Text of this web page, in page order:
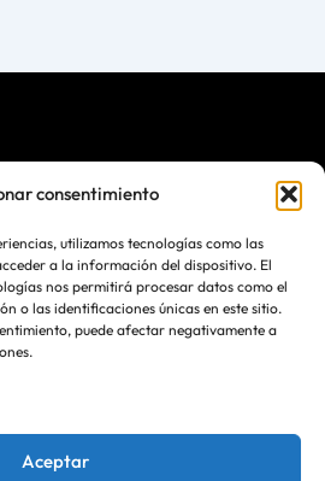
consentimiento
utilizamos tecnologías como las
a la información del dispositivo. El
nos permitirá procesar datos como el
o las identificaciones únicas en este sitio.
puede afectar negativamente a
Aceptar